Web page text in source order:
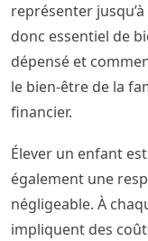
représenter jusqu’à
donc essentiel de
dépensé et
le bien-être de la
financier.
Élever un enfant
également une
négligeable. À
impliquent des